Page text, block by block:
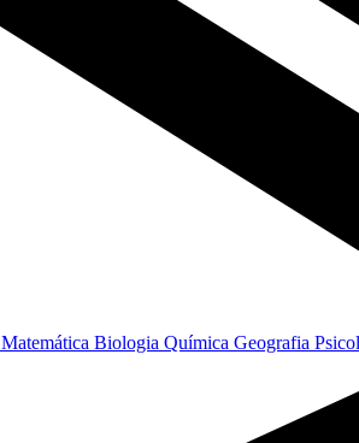
Matemática Biologia Química Geografia